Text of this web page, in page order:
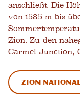
anschließt. Die
von 1585 m bis
Zion. Zu den
Carmel Junction,
Zion